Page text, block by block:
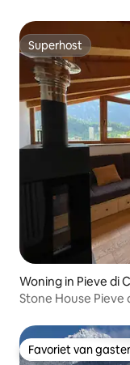
Superhost
Superhost
Woning in Pieve di
Stone House Pieve
Favoriet van
Favoriet van